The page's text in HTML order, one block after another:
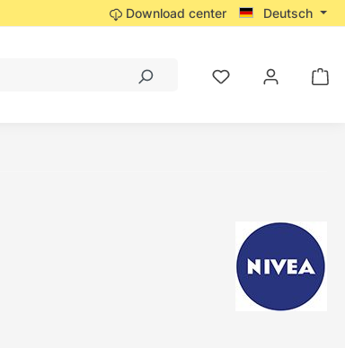
Download center Deutsch